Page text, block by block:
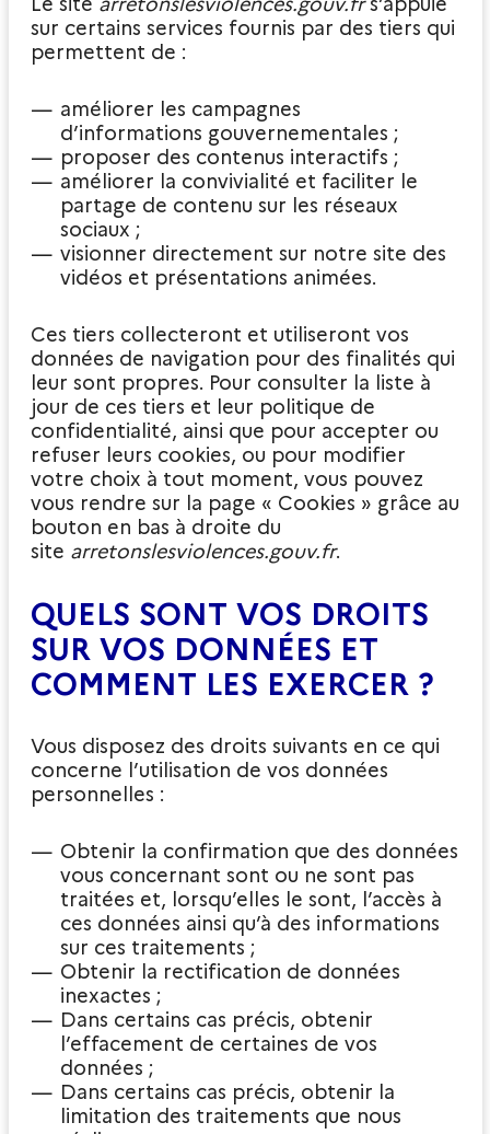
sur certains services fournis par des tiers qui
permettent de :
améliorer les campagnes
d’informations gouvernementales ;
proposer des contenus interactifs ;
améliorer la convivialité et faciliter le
partage de contenu sur les réseaux
sociaux ;
visionner directement sur notre site des
vidéos et présentations animées.
Ces tiers collecteront et utiliseront vos
données de navigation pour des finalités qui
leur sont propres. Pour consulter la liste à
jour de ces tiers et leur politique de
confidentialité, ainsi que pour accepter ou
refuser leurs cookies, ou pour modifier
votre choix à tout moment, vous pouvez
vous rendre sur la page « Cookies » grâce au
bouton en bas à droite du
site arretonslesviolences.gouv.fr.
QUELS SONT VOS DROITS
SUR VOS DONNÉES ET
COMMENT LES EXERCER ?
Vous disposez des droits suivants en ce qui
concerne l’utilisation de vos données
personnelles :
Obtenir la confirmation que des données
vous concernant sont ou ne sont pas
traitées et, lorsqu’elles le sont, l’accès à
ces données ainsi qu’à des informations
sur ces traitements ;
Obtenir la rectification de données
inexactes ;
Dans certains cas précis, obtenir
l’effacement de certaines de vos
données ;
Dans certains cas précis, obtenir la
limitation des traitements que nous